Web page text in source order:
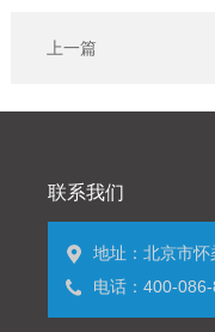
上一篇
联系我们
地址：北京市
电话：400-